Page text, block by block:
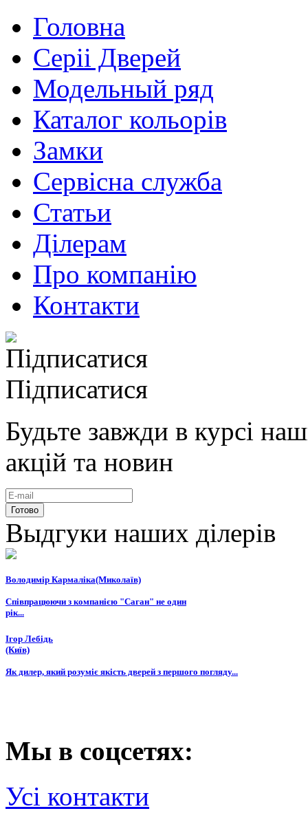
Головна
Серіі Дверей
Модельный ряд
Каталог кольорів
Замки
Сервісна служба
Статьи
Ділерам
Про компанію
Контакти
Підписатися
Будьте завжди в курсі
акцій та новин
Выдгуки наших ділерів
Володимір Кармаліка(Миколаїв)
Співпрацюючи з компанією "Саган" не один
рік...
Ігор Лебідь
(Київ)
Як дилер, який розуміє якість дверей з першого погляду...
Мы в соцсетях:
Усі контакти